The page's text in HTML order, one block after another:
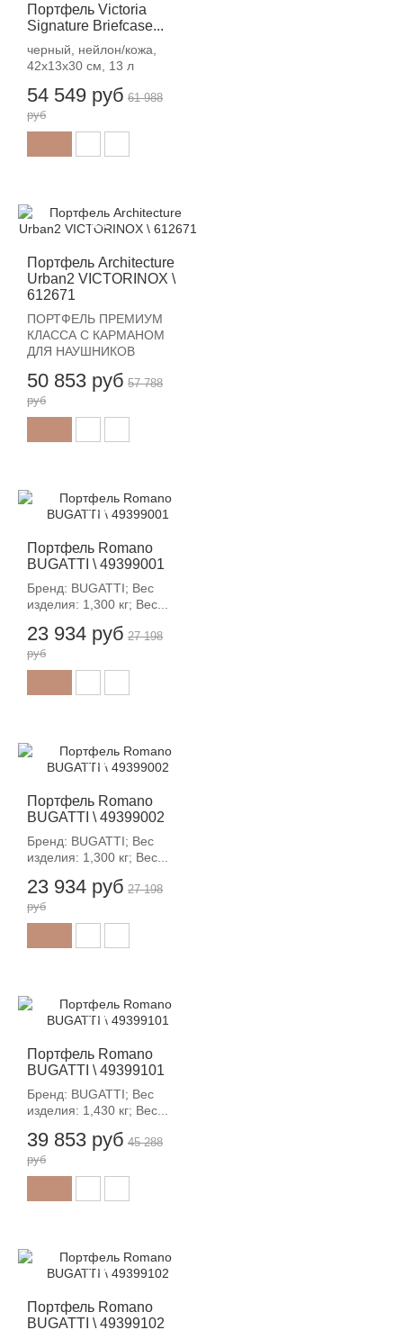
Портфель Victoria
Signature Briefcase...
черный, нейлон/кожа,
42x13x30 см, 13 л
54 549 руб 61 988
руб
Портфель Architecture
Urban2 VICTORINOX \
612671
ПОРТФЕЛЬ ПРЕМИУМ
КЛАССА С КАРМАНОМ
ДЛЯ НАУШНИКОВ
50 853 руб
-12%
57 788
руб
Портфель Romano
BUGATTI \ 49399001
Бренд: BUGATTI; Вес
изделия: 1,300 кг; Вес...
23 934 руб
-12%
27 198
руб
Портфель Romano
BUGATTI \ 49399002
Бренд: BUGATTI; Вес
изделия: 1,300 кг; Вес...
23 934 руб
-12%
27 198
руб
Портфель Romano
BUGATTI \ 49399101
Бренд: BUGATTI; Вес
изделия: 1,430 кг; Вес...
39 853 руб
-12%
45 288
руб
Портфель Romano
BUGATTI \ 49399102
-12%